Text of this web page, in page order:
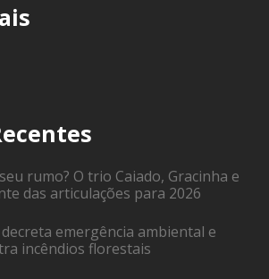
rumo? O trio Caiado, Gracinha e
das articulações para 2026
emergência ambiental e
incêndios florestais